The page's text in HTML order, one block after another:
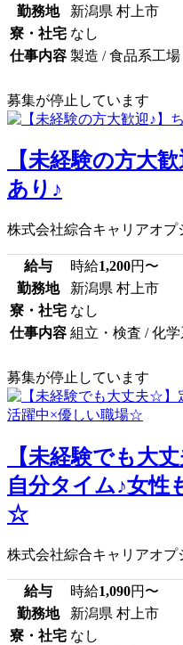
勤務地
新潟県 村上市
寮・社宅 なし
仕事内容 製造 / 食品系工場
募集が停止しています
【未経験の方大
あり♪
株式会社綜合キャリアオプ
給与 時給1,200円〜
勤務地
新潟県 村上市
寮・社宅 なし
仕事内容 組立・検査 / 化
募集が停止しています
【未経験でも大
自分タイム♪女性
☆
株式会社綜合キャリアオプ
給与 時給1,090円〜
勤務地
新潟県 村上市
寮・社宅 なし